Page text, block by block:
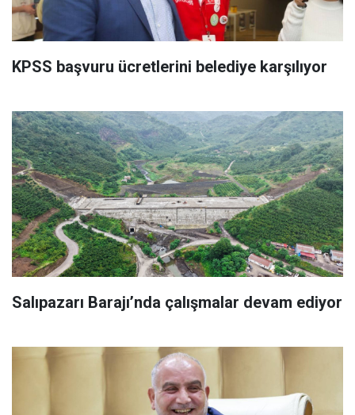
KPSS başvuru ücretlerini belediye karşılıyor
Salıpazarı Barajı’nda çalışmalar devam ediyor